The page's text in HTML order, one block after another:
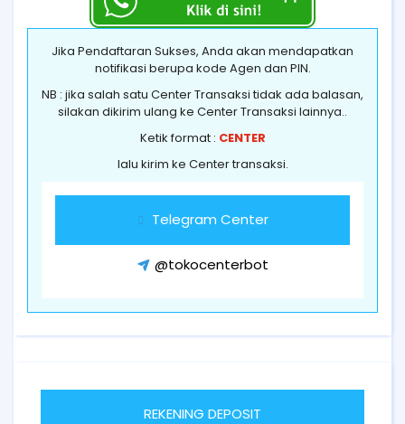
Jika Pendaftaran Sukses, Anda akan mendapatkan
notifikasi berupa kode Agen dan PIN.
NB : jika salah satu Center Transaksi tidak ada balasan,
silakan dikirim ulang ke Center Transaksi lainnya..
Ketik format : CENTER
lalu kirim ke Center transaksi.
Telegram Center
@tokocenterbot
REKENING DEPOSIT